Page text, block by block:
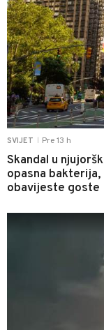
SVIJET Pre 13 h
Skandal u
opasna bakterija,
obavijeste goste